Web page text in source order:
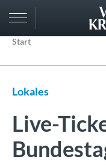
Start
Lokales
Live-